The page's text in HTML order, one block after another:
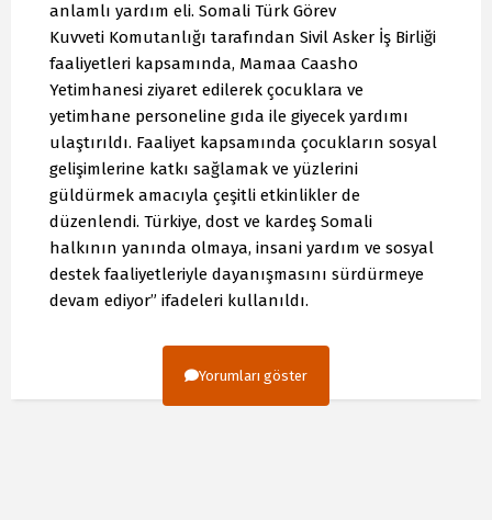
anlamlı yardım eli. Somali Türk Görev
Kuvveti Komutanlığı tarafından Sivil Asker İş Birliği
faaliyetleri kapsamında, Mamaa Caasho
Yetimhanesi ziyaret edilerek çocuklara ve
yetimhane personeline gıda ile giyecek yardımı
ulaştırıldı. Faaliyet kapsamında çocukların sosyal
gelişimlerine katkı sağlamak ve yüzlerini
güldürmek amacıyla çeşitli etkinlikler de
düzenlendi. Türkiye, dost ve kardeş Somali
halkının yanında olmaya, insani yardım ve sosyal
destek faaliyetleriyle dayanışmasını sürdürmeye
devam ediyor” ifadeleri kullanıldı.
Yorumları göster